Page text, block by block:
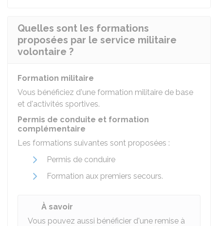
Quelles sont les formations
proposées par le service militaire
volontaire ?
Formation militaire
Vous bénéficiez d'une formation militaire de base
et d'activités sportives.
Permis de conduite et formation
complémentaire
Les formations suivantes sont proposées :
Permis de conduire
Formation aux premiers secours.
À savoir
Vous pouvez aussi bénéficier d'une remise à